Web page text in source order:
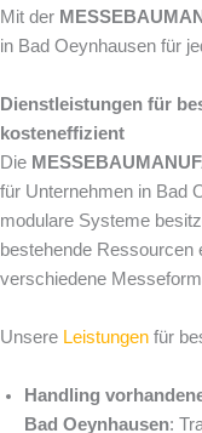
Mit der
in Bad Oeynhausen für
Dienstleistungen für
kosteneffizient
Die
für Unternehmen in Bad
modulare Systeme
bestehende Ressourcen
verschiedene
Unsere Leistungen für
Handling
Bad Oeynhausen: